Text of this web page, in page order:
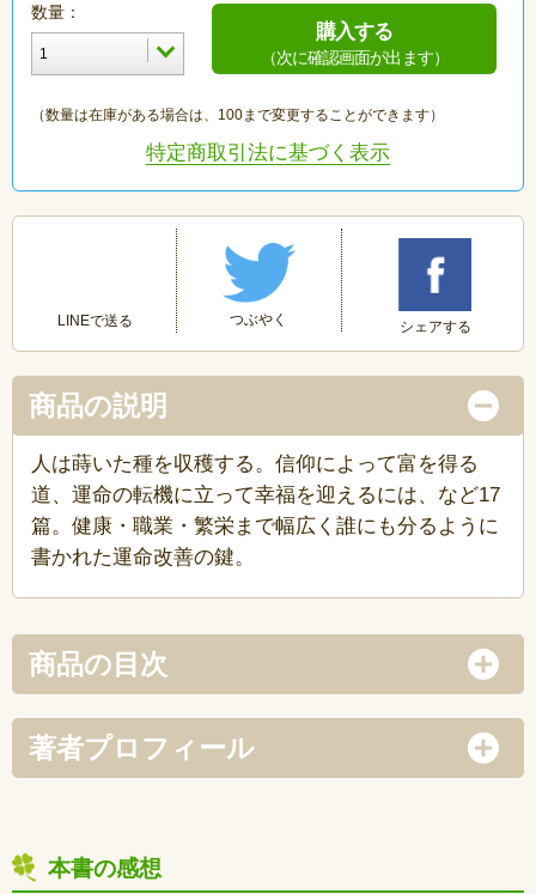
数量：
購入する
（次に確認画面が出ます）
（数量は在庫がある場合は、100まで変更することができます）
特定商取引法に基づく表示
LINEで送る つぶやく シェアする
商品の説明
人は蒔いた種を収穫する。信仰によって富を得る
道、運命の転機に立って幸福を迎えるには、など17
篇。健康・職業・繁栄まで幅広く誰にも分るように
書かれた運命改善の鍵。
商品の目次
著者プロフィール
本書の感想